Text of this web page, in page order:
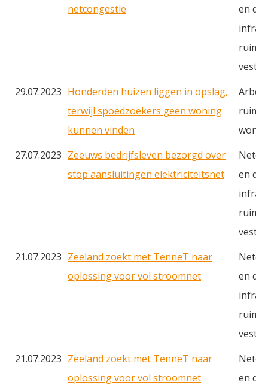
netcongestie
en
29.07.2023 Honderden huizen liggen in opslag,
terwijl spoedzoekers geen woning
kunnen vinden
27.07.2023 Zeeuws bedrijfsleven bezorgd over
stop aansluitingen elektriciteitsnet
en
21.07.2023 Zeeland zoekt met TenneT naar
oplossing voor vol stroomnet
en
21.07.2023 Zeeland zoekt met TenneT naar
oplossing voor vol stroomnet
en